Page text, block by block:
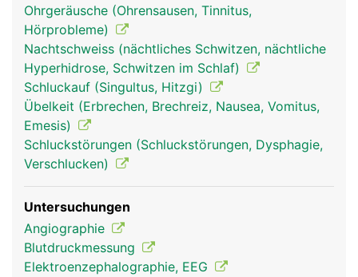
Ohrgeräusche (Ohrensausen, Tinnitus,
Hörprobleme)
Nachtschweiss (nächtliches Schwitzen, nächtliche
Hyperhidrose, Schwitzen im Schlaf)
Schluckauf (Singultus, Hitzgi)
Übelkeit (Erbrechen, Brechreiz, Nausea, Vomitus,
Emesis)
Schluckstörungen (Schluckstörungen, Dysphagie,
Verschlucken)
Untersuchungen
Angiographie
Blutdruckmessung
Elektroenzephalographie, EEG